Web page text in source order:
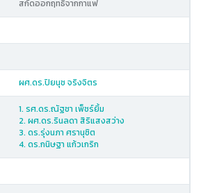
สกัดออกฤทธิ์จากกาแฟ
ผศ.ดร.ปิยนุช จริงจิตร
1. รศ.ดร.ณัฐชา เพ็ชร์ยิ้ม
2. ผศ.ดร.รินลดา สิริแสงสว่าง
3. ดร.รุ่งนภา ศรานุชิต
4. ดร.กนิษฐา แก้วเกริก